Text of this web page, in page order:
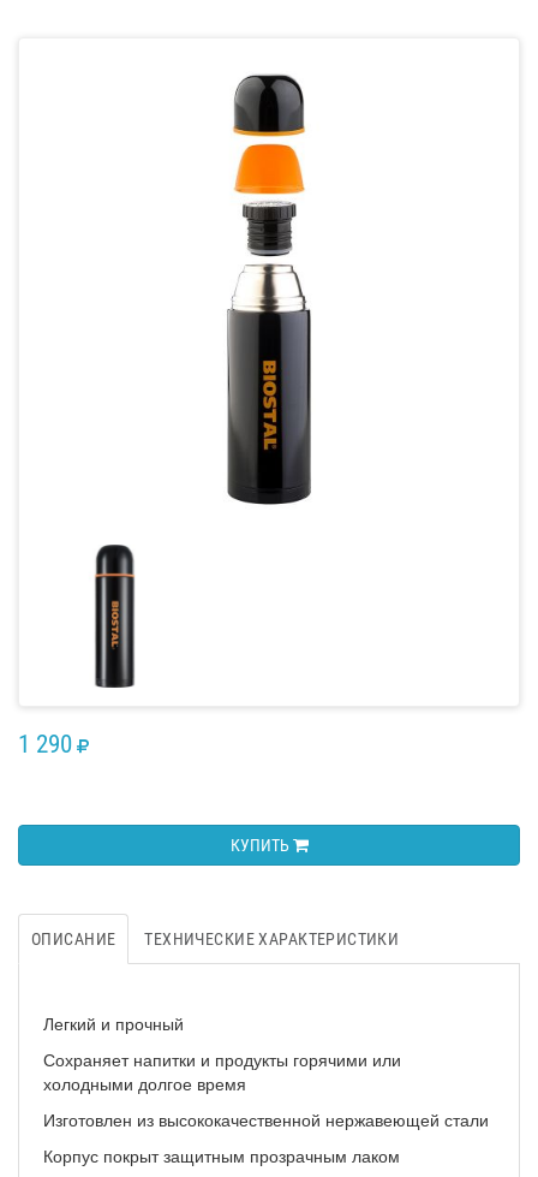
1 290 RUB
КУПИТЬ
ОПИСАНИЕ ТЕХНИЧЕСКИЕ ХАРАКТЕРИСТИКИ
Легкий и прочный
Сохраняет напитки и продукты горячими или
холодными долгое время
Изготовлен из высококачественной нержавеющей стали
Корпус покрыт защитным прозрачным лаком